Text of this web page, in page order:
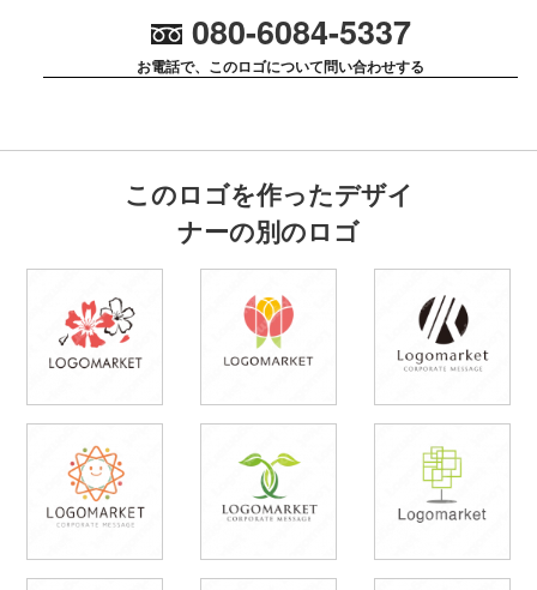
080-6084-5337
お電話で、このロゴについて問い合わせする
このロゴを作ったデザイ
ナーの別のロゴ